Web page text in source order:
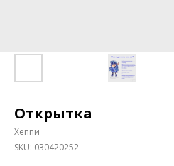
Открытка
Хеппи
SKU: 030420252